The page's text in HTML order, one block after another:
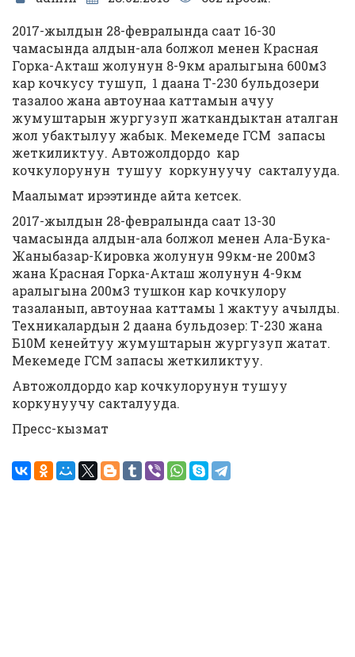
2017-жылдын 28-февралында саат 16-30
чамасында алдын-ала болжол менен Красная
Горка-Акташ жолунун 8-9км аралыгына 600м3
кар кочкусу тушуп, 1 даана Т-230 бульдозери
тазалоо жана автоунаа каттамын ачуу
жумуштарын жургузуп жаткандыктан аталган
жол убактылуу жабык. Мекемеде ГСМ запасы
жеткиликтуу. Автожолдордо кар
кочкулорунун тушуу коркунуучу сакталууда.
Маалымат ирээтинде айта кетсек.
2017-жылдын 28-февралында саат 13-30
чамасында алдын-ала болжол менен Ала-Бука-
Жаныбазар-Кировка жолунун 99км-не 200м3
жана Красная Горка-Акташ жолунун 4-9км
аралыгына 200м3 тушкон кар кочкулору
тазаланып, автоунаа каттамы 1 жактуу ачылды.
Техникалардын 2 даана бульдозер: Т-230 жана
Б10М кенейтуу жумуштарын жургузуп жатат.
Мекемеде ГСМ запасы жеткиликтуу.
Автожолдордо кар кочкулорунун тушуу
коркунуучу сакталууда.
Пресс-кызмат